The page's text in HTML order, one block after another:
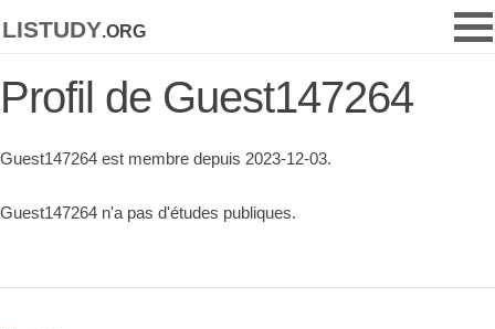
listudy.org
Profil de Guest147264
Guest147264 est membre depuis 2023-12-03.
Guest147264 n'a pas d'études publiques.